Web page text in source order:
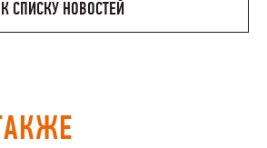
К СПИСКУ НОВОСТЕЙ